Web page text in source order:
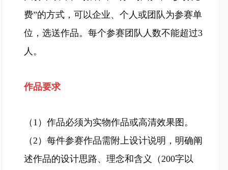
费”的方式，可以企业、个人或团队为参赛单
位，选送作品。每个参赛团队人数不能超过3
人。
作品要求
（1）作品必须为实物作品或高清效果图。
（2）每件参赛作品需附上设计说明，明确阐
述作品的设计思路、理念和含义（200字以